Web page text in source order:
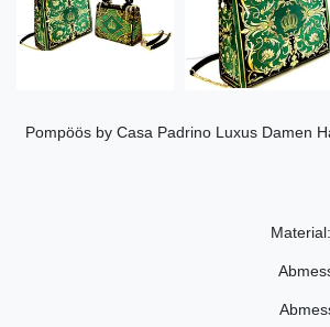
Pompöös by Casa Padrino Luxus Damen